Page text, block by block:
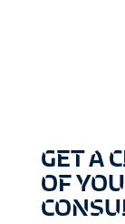
GET A
OF